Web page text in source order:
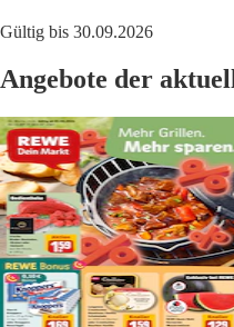
Gültig bis 30.09.2026
Angebote der